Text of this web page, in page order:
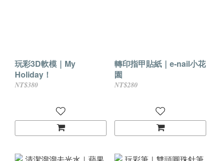
玩彩3D軟模｜My
Holiday！
NT$380
轉印指甲貼紙｜e-nail小花
園
NT$280